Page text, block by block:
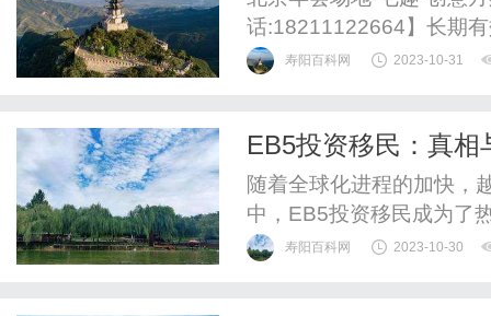
话:18211122664】长期
寿阳百科网 2023-10-31
EB5投资移民：真相
随着全球化进程的加快，
中，EB5投资移民成为了
真相和误区。首先，EB5
寿阳百科网 2023-10-30